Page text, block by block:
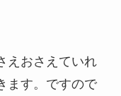
えおさえていれ
ます。ですので